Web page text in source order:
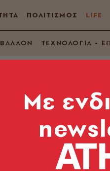
ΠΟΛΙΤΙΣΜΟΣ LIFE
ΤΕΧΝΟΛΟΓΙΑ -
πλέον
Mε